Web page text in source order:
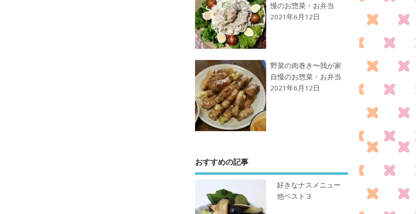
慢のお惣菜・お弁当
2021年6月12日
野菜の肉巻き〜我が家
自慢のお惣菜・お弁当
2021年6月12日
おすすめの記事
好きなナスメニュー
他ベスト３